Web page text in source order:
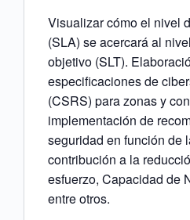
Visualizar cómo el nivel
(SLA) se acercará al
objetivo (SLT).
especificaciones de
(CSRS) para zonas y
implementación de
seguridad en función de
contribución a la
esfuerzo, Capacidad de
entre otros.